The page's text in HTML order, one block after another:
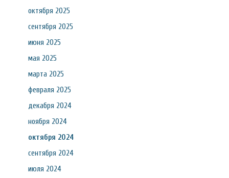
октября 2025
сентября 2025
июня 2025
мая 2025
марта 2025
февраля 2025
декабря 2024
ноября 2024
октября 2024
сентября 2024
июля 2024